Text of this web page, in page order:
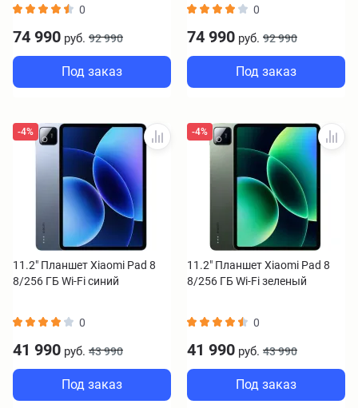
0
74 990 руб. 92 990
Под заказ
0
74 990 руб. 92 990
Под заказ
-4%
11.2" Планшет Xiaomi Pad 8
8/256 ГБ Wi-Fi синий
0
41 990 руб. 43 990
Под заказ
-4%
11.2" Планшет Xiaomi Pad 8
8/256 ГБ Wi-Fi зеленый
0
41 990 руб. 43 990
Под заказ